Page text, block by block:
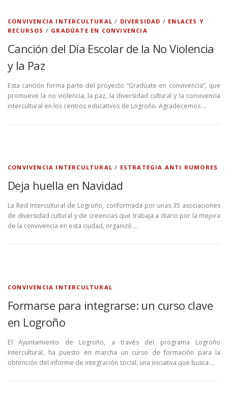
CONVIVENCIA INTERCULTURAL / DIVERSIDAD / ENLACES Y
RECURSOS / GRADÚATE EN CONVIVENCIA
Canción del Día Escolar de la No Violencia
y la Paz
Esta canción forma parte del proyecto “Gradúate en convivencia”, que
promueve la no violencia, la paz, la diversidad cultural y la convivencia
intercultural en los centros educativos de Logroño. Agradecemos …
CONVIVENCIA INTERCULTURAL / ESTRATEGIA ANTI RUMORES
Deja huella en Navidad
La Red Intercultural de Logroño, conformada por unas 35 asociaciones
de diversidad cultural y de creencias que trabaja a diario por la mejora
de la convivencia en esta ciudad, organizó …
CONVIVENCIA INTERCULTURAL
Formarse para integrarse: un curso clave
en Logroño
El Ayuntamiento de Logroño, a través del programa Logroño
Intercultural, ha puesto en marcha un curso de formación para la
obtención del informe de integración social, una iniciativa que busca …